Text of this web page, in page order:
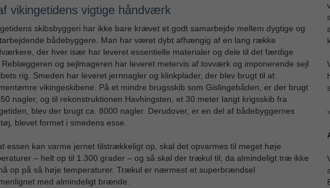
vikingetidens vigtige håndværk
skibsbyggeri har ikke bare krævet et godt samarbejde mellem dygtige og
bådebyggere. Man har været dybt afhængig af en lang række
der hver især har leveret essentielle materialer og dele til det færdige
Reblæggeren og sejlmageren har leveret metervis af tovværk og imponerende sejl
rig. Smeden har leveret jernnagler og klinkplader, der blev brugt til at
vikingeskibene. På et mindre brugsskib som Gislingebåden, er der brugt
nagler, og til rekonstruktionen Havhingsten, et 30 meter langt krigsskib fra
blev der brugt ca. 8000 nagler. Derudover, er en del af bådebyggernes
blevet formet i smedens esse.
essen kan varme jernet tilstrækkeligt op, skal det opvarmes til meget høje
– helt op til 1.300 grader – og så skal der trækul til, da almindeligt træ ikke
op på så høje temperaturer. Trækul er nærmest et superbrændsel
med almindeligt brænde.